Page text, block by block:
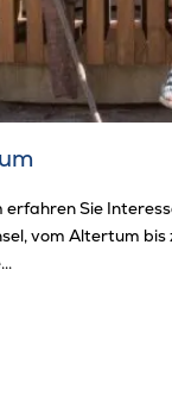
erfahren Sie
vom Altertum bis